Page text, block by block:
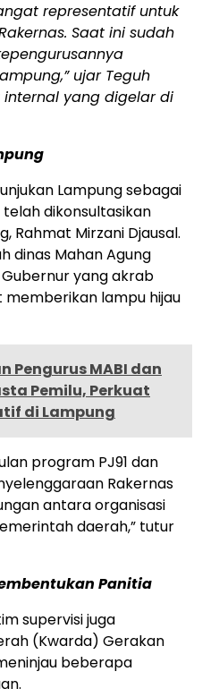
representatif untuk
Saat ini sudah
ujar Teguh
yang digelar di
Lampung sebagai
dikonsultasikan
Rahmat Mirzani Djausal.
dinas Mahan Agung
yang akrab
memberikan lampu hijau
Pengurus MABI dan
Pemilu, Perkuat
di Lampung
program PJ91 dan
Rakernas
antara organisasi
daerah,” tutur
Panitia
supervisi juga
(Kwarda) Gerakan
beberapa